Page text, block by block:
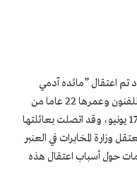
تم اعتقال ”مائده آدمي
مُكري“ طالبة الأدب الدرامي بجامعة طهران للفنون وعمرها 22 عاما من
أهالي مهاباد في منزلها الشخصي يوم السبت 17 يونيو، وقد اتصلت بعائلتها
وزارة المخابرات في العنبر
حول أسباب اعتقال هذه